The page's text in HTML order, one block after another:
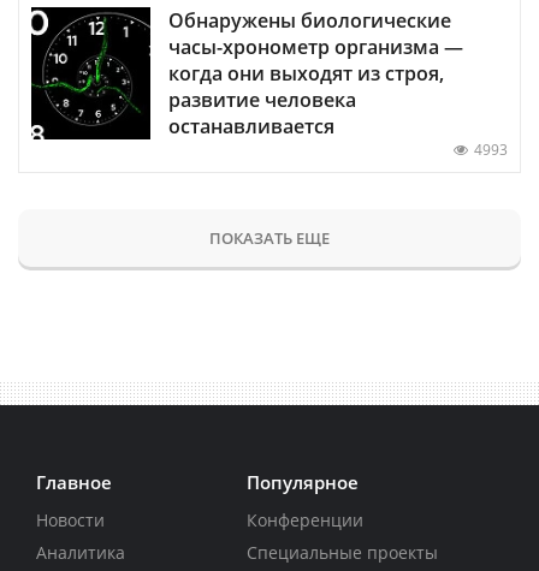
Обнаружены биологические
часы-хронометр организма —
когда они выходят из строя,
развитие человека
останавливается
4993
ПОКАЗАТЬ ЕЩЕ
Главное
Новости
Аналитика
Популярное
Конференции
Специальные проекты